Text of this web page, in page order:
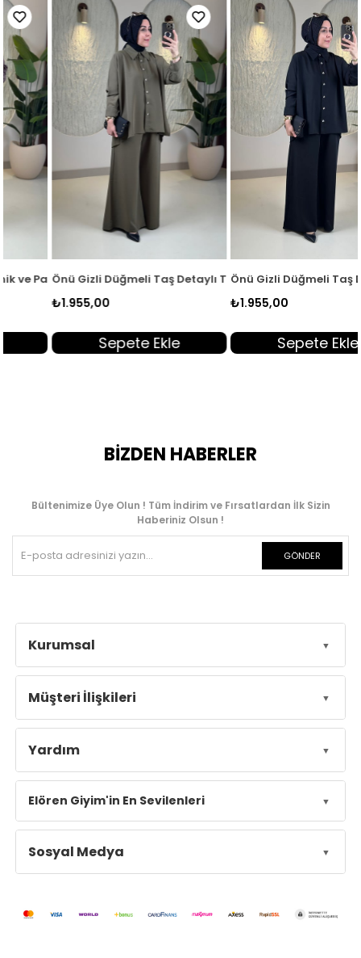
262358
Kadın İkili Takım Kahverengi KADO 262358
Önü Gizli Düğmeli Taş Detaylı Tunik ve Pantolon Kadın İkili
₺1.955,00
Sepete Ekle
Önü Gizli Düğmeli Taş Detaylı
₺1.955,00
Sepete Ekle
BİZDEN HABERLER
Bültenimize Üye Olun ! Tüm İndirim ve Fırsatlardan İlk Sizin
Haberiniz Olsun !
GÖNDER
Kurumsal
Müşteri İlişkileri
Yardım
Elören Giyim'in En Sevilenleri
Sosyal Medya